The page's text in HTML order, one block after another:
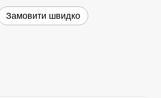
Замовити швидко